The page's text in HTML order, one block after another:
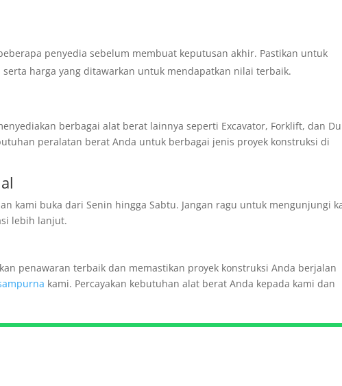
penyedia sebelum membuat keputusan akhir. Pastikan untuk
harga yang ditawarkan untuk mendapatkan nilai terbaik.
berbagai alat berat lainnya seperti Excavator, Forklift, dan
peralatan berat Anda untuk berbagai jenis proyek konstruksi di
kami buka dari Senin hingga Sabtu. Jangan ragu untuk mengunjungi
lebih lanjut.
penawaran terbaik dan memastikan proyek konstruksi Anda berjalan
kami. Percayakan kebutuhan alat berat Anda kepada kami dan